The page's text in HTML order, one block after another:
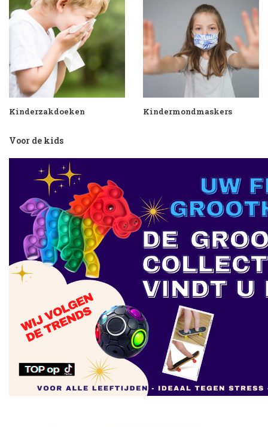
Kinderzakdoeken Kindermondmaskers
Voor de kids